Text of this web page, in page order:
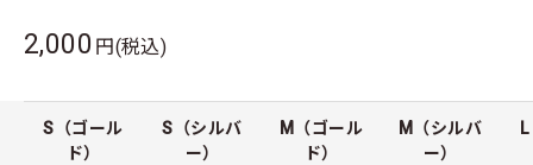
2,000 円(税込)
S（ゴール
ド）
S（シルバ
ー）
M（ゴール
ド）
M（シルバ
ー）